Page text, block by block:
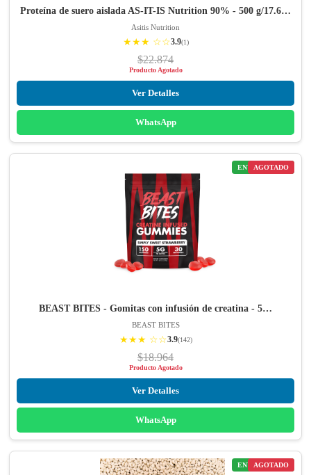
Proteína de suero aislada AS-IT-IS Nutrition 90% - 500 g/17.6…
Asitis Nutrition
★★★ ☆☆3.9(1)
$22.874
Producto Agotado
Ver Detalles
WhatsApp
ENVÍO GRATIS
AGOTADO
BEAST BITES - Gomitas con infusión de creatina - 5…
BEAST BITES
★★★ ☆☆3.9(142)
$18.964
Producto Agotado
Ver Detalles
WhatsApp
ENVÍO GRATIS
AGOTADO